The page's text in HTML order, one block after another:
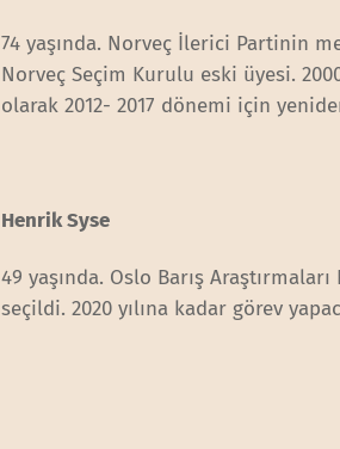
74 yaşında. Norveç İlerici Partinin
Norveç Seçim Kurulu eski üyesi.
olarak 2012- 2017 dönemi için
Henrik Syse
49 yaşında. Oslo Barış
seçildi. 2020 yılına kadar görev